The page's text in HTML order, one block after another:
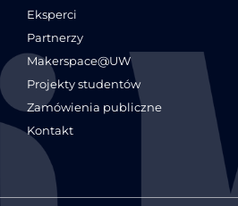
Eksperci
Partnerzy
Makerspace@UW
Projekty studentów
Zamówienia publiczne
Kontakt